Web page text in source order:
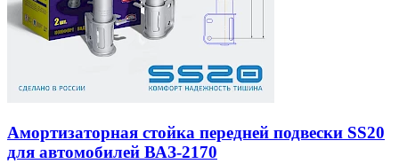
Амортизаторная стойка передней подвески SS20
для автомобилей ВАЗ-2170